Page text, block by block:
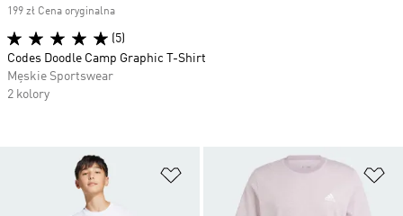
Dodaj do listy życzeń
199 zł Cena oryginalna
(5)
Codes Doodle Camp Graphic T-Shirt
Męskie Sportswear
2 kolory